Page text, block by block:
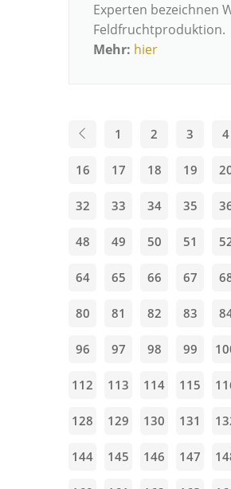
Experten bezeichnen
Feldfruchtproduktion.
Mehr: hier
1 2 3 4
16 17 18 19
32 33 34 35
48 49 50 51
64 65 66 67
80 81 82 83
96 97 98 99
112 113 114 115
128 129 130 131
144 145 146 147